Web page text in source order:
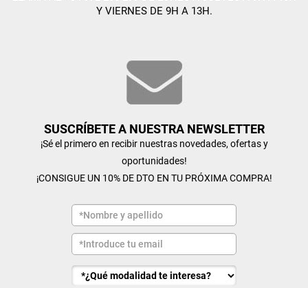
Y VIERNES DE 9H A 13H.
SUSCRÍBETE A NUESTRA NEWSLETTER
¡Sé el primero en recibir nuestras novedades, ofertas y
oportunidades!
¡CONSIGUE UN 10% DE DTO EN TU PRÓXIMA COMPRA!